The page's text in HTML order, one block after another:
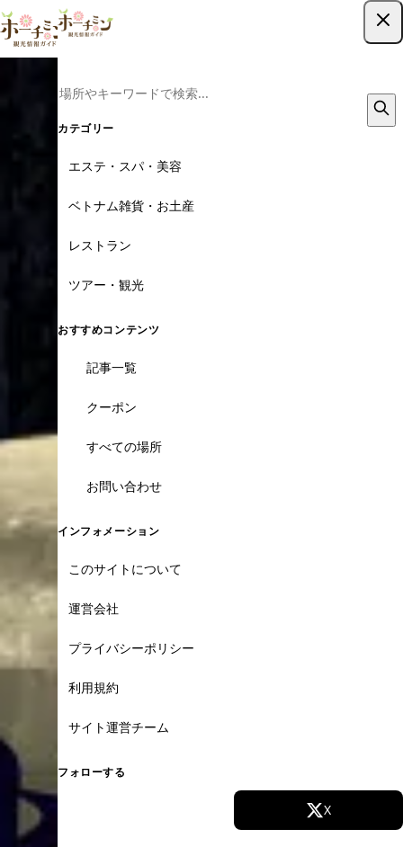
カテゴリー
エステ・スパ・美容
ベトナム雑貨・お土産
レストラン
ツアー・観光
おすすめコンテンツ
記事一覧
クーポン
すべての場所
お問い合わせ
インフォメーション
このサイトについて
運営会社
プライバシーポリシー
利用規約
サイト運営チーム
フォローする
X